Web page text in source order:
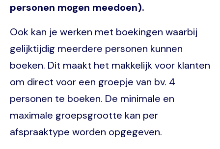
personen mogen meedoen).
Ook kan je werken met boekingen waarbij
gelijktijdig meerdere personen kunnen
boeken. Dit maakt het makkelijk voor klanten
om direct voor een groepje van bv. 4
personen te boeken. De minimale en
maximale groepsgrootte kan per
afspraaktype worden opgegeven.